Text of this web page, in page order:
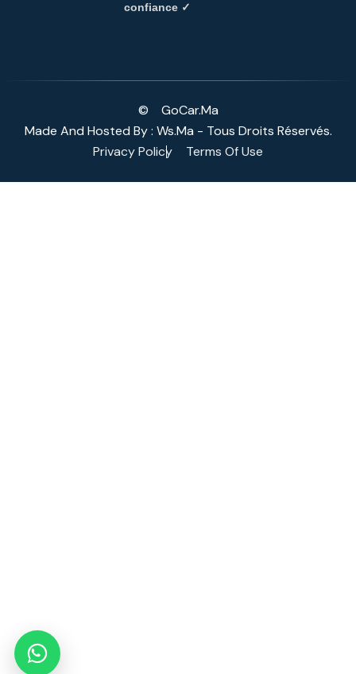
confiance ✓
©
GoCar.ma
Made And Hosted By : Ws.ma - Tous Droits Réservés.
Privacy Policy
Terms Of Use